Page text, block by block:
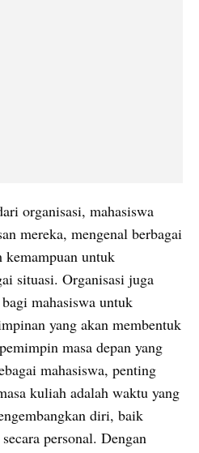
organisasi, mahasiswa
mereka, mengenal berbagai
kemampuan untuk
situasi. Organisasi juga
mahasiswa untuk
yang akan membentuk
masa depan yang
mahasiswa, penting
kuliah adalah waktu yang
diri, baik
personal. Dengan